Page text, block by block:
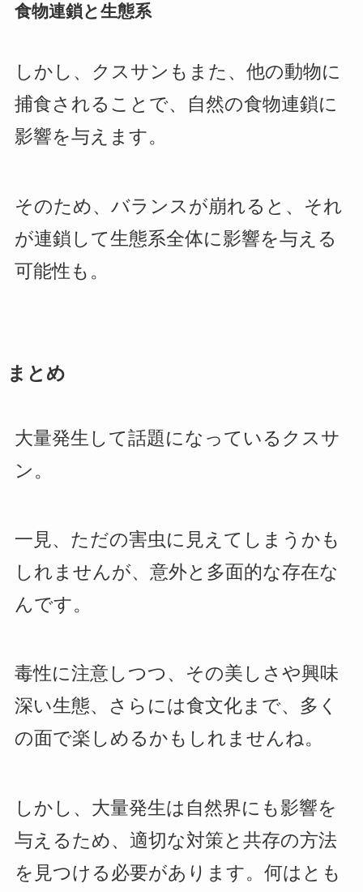
食物連鎖と生態系
しかし、クスサンもまた、他の動物に
捕食されることで、自然の食物連鎖に
影響を与えます。
そのため、バランスが崩れると、それ
が連鎖して生態系全体に影響を与える
可能性も。
まとめ
大量発生して話題になっているクスサ
ン。
一見、ただの害虫に見えてしまうかも
しれませんが、意外と多面的な存在な
んです。
毒性に注意しつつ、その美しさや興味
深い生態、さらには食文化まで、多く
の面で楽しめるかもしれませんね。
しかし、大量発生は自然界にも影響を
与えるため、適切な対策と共存の方法
を見つける必要があります。何はとも